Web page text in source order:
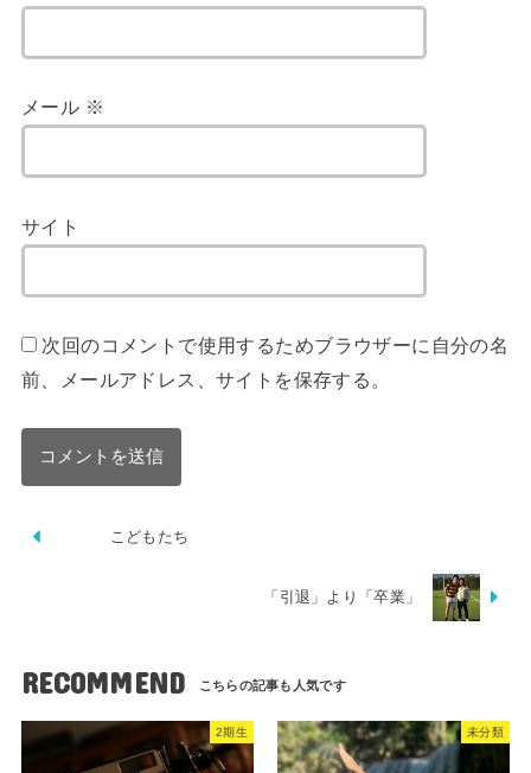
メール ※
サイト
次回のコメントで使用するためブラウザーに自分の名
前、メールアドレス、サイトを保存する。
こどもたち
「引退」より「卒業」
RECOMMEND
2期生 未分類